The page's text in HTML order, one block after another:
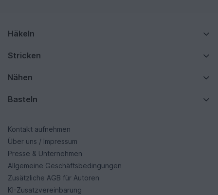
Häkeln
Stricken
Nähen
Basteln
Kontakt aufnehmen
Über uns / Impressum
Presse & Unternehmen
Allgemeine Geschäftsbedingungen
Zusätzliche AGB für Autoren
KI-Zusatzvereinbarung